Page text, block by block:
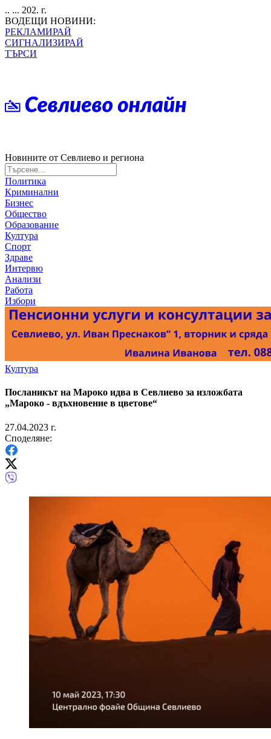
.. ... 202. г.
ВОДЕЩИ НОВИНИ:
РЕКЛАМИРАЙ
СИГНАЛИЗИРАЙ
ТЪРСИ
Новините от Севлиево и региона
Политика
Криминални
Бизнес
Общество
Образование
Култура
Спорт
Здраве
Интервю
Анализи
Работа
Избори
Култура
Посланикът на Мароко идва в Севлиево за изложбата
„Мароко - вдъхновение в цветове“
27.04.2023 г.
Споделяне: